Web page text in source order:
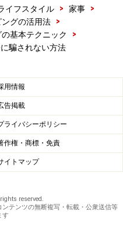
レビューの見方を
っている商品は、感想の
考にしやすいですが、
よって評価が変わるもの
う商品の特性によってレ
イフスタイル > 家事
>
グの活用法
>
基本テクニック
>
騙されない方法
用情報
告掲載
ライバシーポリシー
作権・商標・免責
イトマップ
reserved.
テンツの無断複写・転載・公衆送信等
す